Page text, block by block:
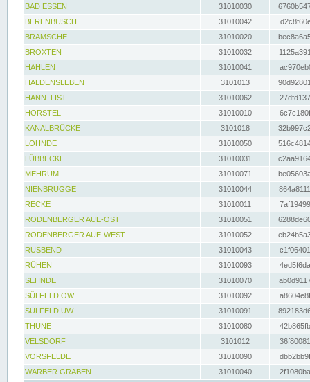
BAD ESSEN
31010030
BERENBUSCH
31010042
BRAMSCHE
31010020
BROXTEN
31010032
HAHLEN
31010041
HALDENSLEBEN
3101013
HANN. LIST
31010062
HÖRSTEL
31010010
KANALBRÜCKE
3101018
LOHNDE
31010050
LÜBBECKE
31010031
MEHRUM
31010071
NIENBRÜGGE
31010044
RECKE
31010011
RODENBERGER AUE-OST
31010051
RODENBERGER AUE-WEST
31010052
RUSBEND
31010043
RÜHEN
31010093
SEHNDE
31010070
SÜLFELD OW
31010092
SÜLFELD UW
31010091
THUNE
31010080
VELSDORF
3101012
VORSFELDE
31010090
WARBER GRABEN
31010040